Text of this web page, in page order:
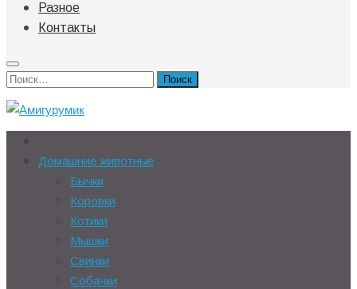
Разное
Контакты
Найти:
Домашние животные
Бычки
Коровки
Котики
Мышки
Свинки
Собачки